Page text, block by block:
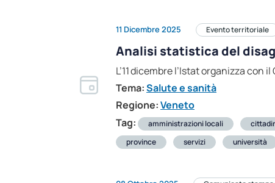
11 Dicembre 2025 Evento territoriale
Analisi statistica del
L’11 dicembre l’Istat organizza
Tema:Salute e sanità
Regione:Veneto
Tag:
amministrazioni locali
province
servizi università